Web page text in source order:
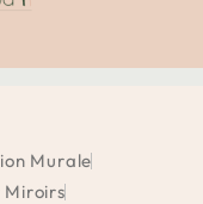
Murale
Miroirs